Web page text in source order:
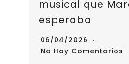
musical que
esperaba
06/04/2026
No Hay Comentarios